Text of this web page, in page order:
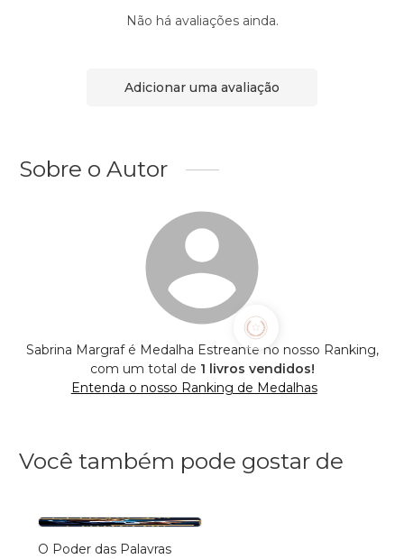
Não há avaliações ainda.
Adicionar uma avaliação
Sobre o Autor
Sabrina Margraf é Medalha Estreante no nosso Ranking,
com um total de 1 livros vendidos!
Entenda o nosso Ranking de Medalhas
Você também pode gostar de
O Poder das Palavras